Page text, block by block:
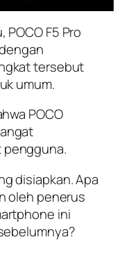
F5 Pro
tersebut
umum.
POCO
disiapkan. Apa
oleh penerus
ini